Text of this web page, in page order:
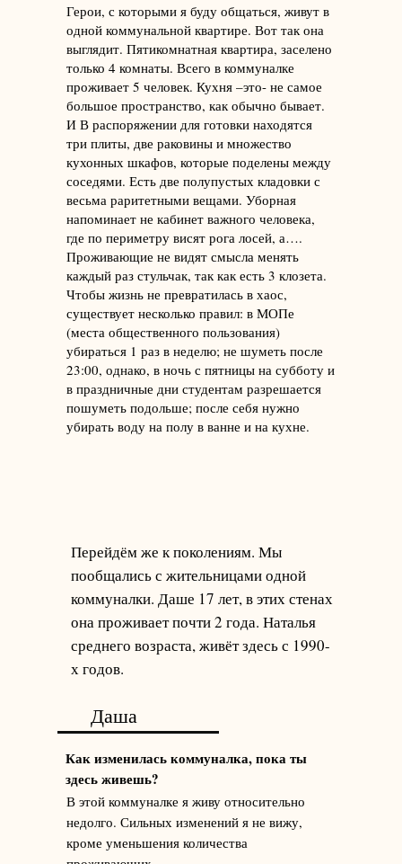
Герои, с которыми я буду общаться, живут в
одной коммунальной квартире. Вот так она
выглядит. Пятикомнатная квартира, заселено
только 4 комнаты. Всего в коммуналке
проживает 5 человек. Кухня –это- не самое
большое пространство, как обычно бывает.
И В распоряжении для готовки находятся
три плиты, две раковины и множество
кухонных шкафов, которые поделены между
соседями. Есть две полупустых кладовки с
весьма раритетными вещами. Уборная
напоминает не кабинет важного человека,
где по периметру висят рога лосей, а….
Проживающие не видят смысла менять
каждый раз стульчак, так как есть 3 клозета.
Чтобы жизнь не превратилась в хаос,
существует несколько правил: в МОПе
(места общественного пользования)
убираться 1 раз в неделю; не шуметь после
23:00, однако, в ночь с пятницы на субботу и
в праздничные дни студентам разрешается
пошуметь подольше; после себя нужно
убирать воду на полу в ванне и на кухне.
Перейдём же к поколениям. Мы
пообщались с жительницами одной
коммуналки. Даше 17 лет, в этих стенах
она проживает почти 2 года. Наталья
среднего возраста, живёт здесь с 1990-
х годов.
Даша
Как изменилась коммуналка, пока ты
здесь живешь?
В этой коммуналке я живу относительно
недолго. Сильных изменений я не вижу,
кроме уменьшения количества